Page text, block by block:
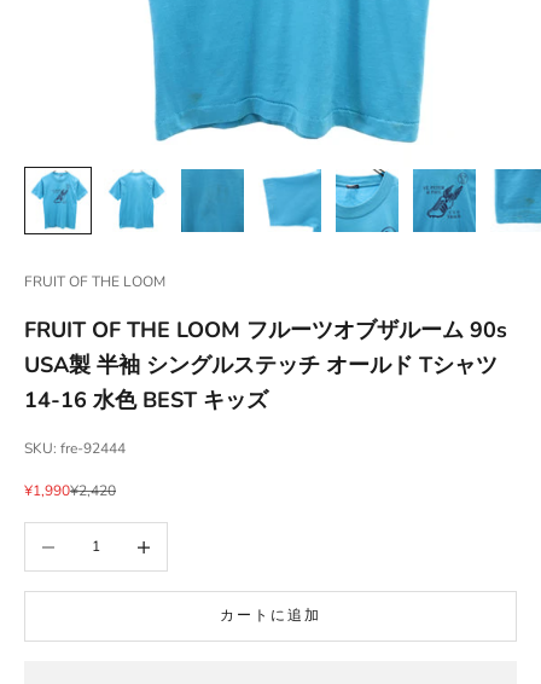
FRUIT OF THE LOOM
FRUIT OF THE LOOM フルーツオブザルーム 90s
USA製 半袖 シングルステッチ オールド Tシャツ
14-16 水色 BEST キッズ
SKU: fre-92444
セール価格
¥1,990通常価格
¥2,420
カートに追加